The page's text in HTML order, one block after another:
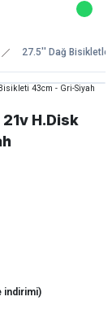
27.5'' Dağ
H.Disk
indirimi)